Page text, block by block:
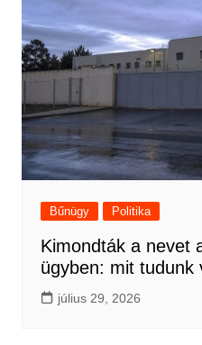
Bűnügy Politika
Kimondták a nevet
ügyben: mit tudunk
július 29, 2026